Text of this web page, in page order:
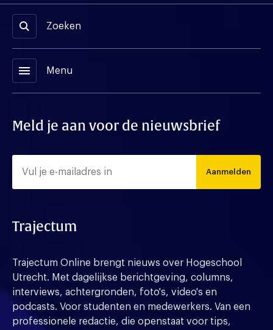
Zoeken
menu Menu
Meld je aan voor de nieuwsbrief
Aanmelden
Trajectum
Trajectum Online brengt nieuws over Hogeschool
Utrecht. Met dagelijkse berichtgeving, columns,
interviews, achtergronden, foto's, video's en
podcasts. Voor studenten en medewerkers. Van een
professionele redactie, die openstaat voor tips,